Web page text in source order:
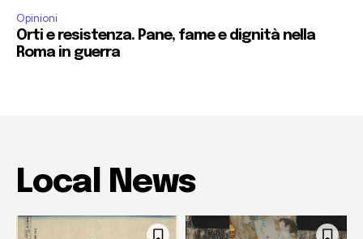
Opinioni
Orti e resistenza. Pane, fame e dignità nella
Roma in guerra
Local News